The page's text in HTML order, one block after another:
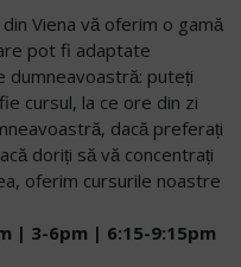
Viena vă oferim o gamă
pot fi adaptate
dumneavoastră: puteți
cursul, la ce ore din zi
dacă preferați
doriți să vă concentrați
oferim cursurile noastre
| 3-6pm | 6:15-9:15pm